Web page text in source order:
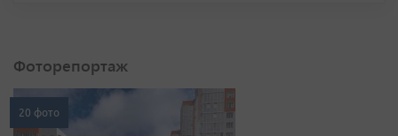
Фоторепортаж
20 фото